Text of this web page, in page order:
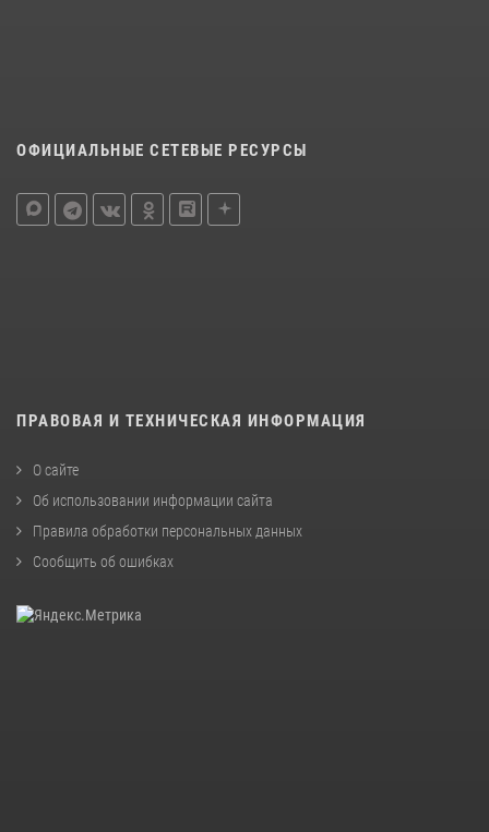
ОФИЦИАЛЬНЫЕ СЕТЕВЫЕ РЕСУРСЫ
ПРАВОВАЯ И ТЕХНИЧЕСКАЯ ИНФОРМАЦИЯ
О сайте
Об использовании информации сайта
Правила обработки персональных данных
Сообщить об ошибках